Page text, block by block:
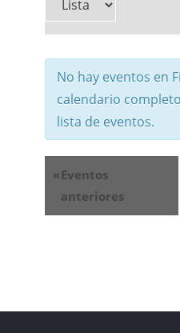
e
g
a
i
ó
n
b
q
u
e
d
a
d
e
e
e
g
a
c
i
No hay eventos en
calendario
lista de eventos.
« Eventos
anteriores